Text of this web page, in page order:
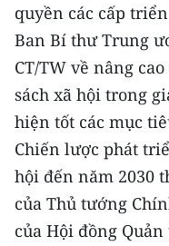
quyền các cấp
Ban Bí thư Trung
CT/TW về nâng
sách xã hội trong
hiện tốt các mục
Chiến lược phát
hội đến năm 2030
của Thủ tướng
của Hội đồng